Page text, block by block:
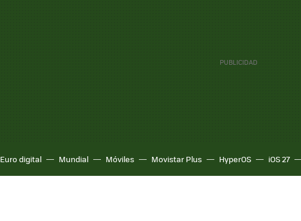
Euro digital Mundial Móviles Movistar Plus HyperOS iOS 27